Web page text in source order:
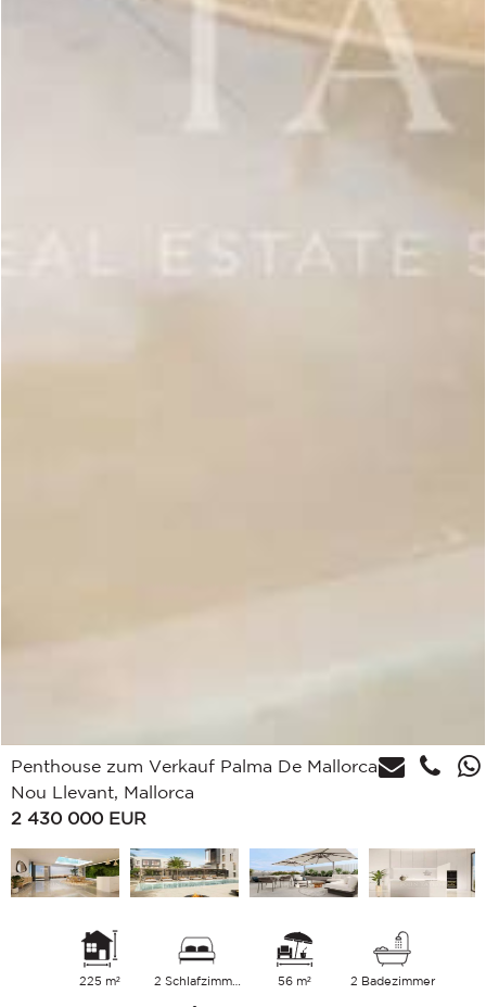
Penthouse zum Verkauf Palma De Mallorca,
Nou Llevant, Mallorca
2 430 000 EUR
225 m² 2 Schlafzimmer 56 m² 2 Badezimmer